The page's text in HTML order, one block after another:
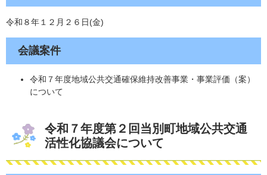
令和８年１２月２６日(金)
会議案件​
令和７年度地域公共交通確保維持改善事業・事業評価（案）
について
令和７年度第２回当別町地域公共交通
活性化協議会について